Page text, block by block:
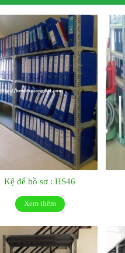
Kệ để hồ sơ : HS46
Xem thêm